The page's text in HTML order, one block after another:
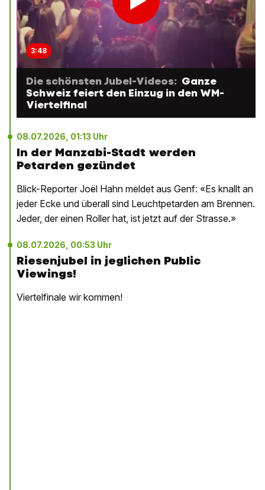
3:48
Die schönsten Jubel-Videos: Ganze
Schweiz feiert den Einzug in den WM-
Viertelfinal
08.07.2026, 01:13 Uhr
In der Manzabi-Stadt werden
Petarden gezündet
Blick-Reporter Joël Hahn meldet aus Genf: «Es knallt an
jeder Ecke und überall sind Leuchtpetarden am Brennen.
Jeder, der einen Roller hat, ist jetzt auf der Strasse.»
08.07.2026, 00:53 Uhr
Riesenjubel in jeglichen Public
Viewings!
Viertelfinale wir kommen!